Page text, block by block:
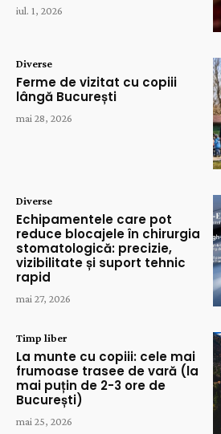
iul. 1, 2026
Diverse
Ferme de vizitat cu copiii
lângă București
mai 28, 2026
Diverse
Echipamentele care pot
reduce blocajele în chirurgia
stomatologică: precizie,
vizibilitate și suport tehnic
rapid
mai 27, 2026
Timp liber
La munte cu copiii: cele mai
frumoase trasee de vară (la
mai puțin de 2-3 ore de
București)
mai 25, 2026